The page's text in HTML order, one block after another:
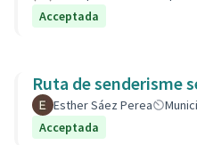
Acceptada
Ruta de senderisme
Esther Sáez Perea
Acceptada